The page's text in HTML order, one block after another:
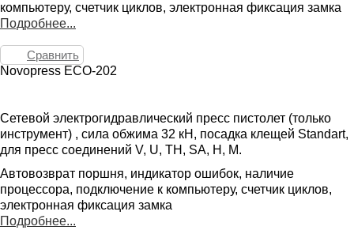
компьютеру, счетчик циклов, электронная фиксация замка
Подробнее...
Сравнить
Novopress ECO-202
Сетевой электрогидравлический пресс пистолет (только
инструмент) , сила обжима 32 кН, посадка клещей Standart,
для пресс соединений V, U, TH, SA, H, M.
Автовозврат поршня, индикатор ошибок, наличие
процессора, подключение к компьютеру, счетчик циклов,
электронная фиксация замка
Подробнее...